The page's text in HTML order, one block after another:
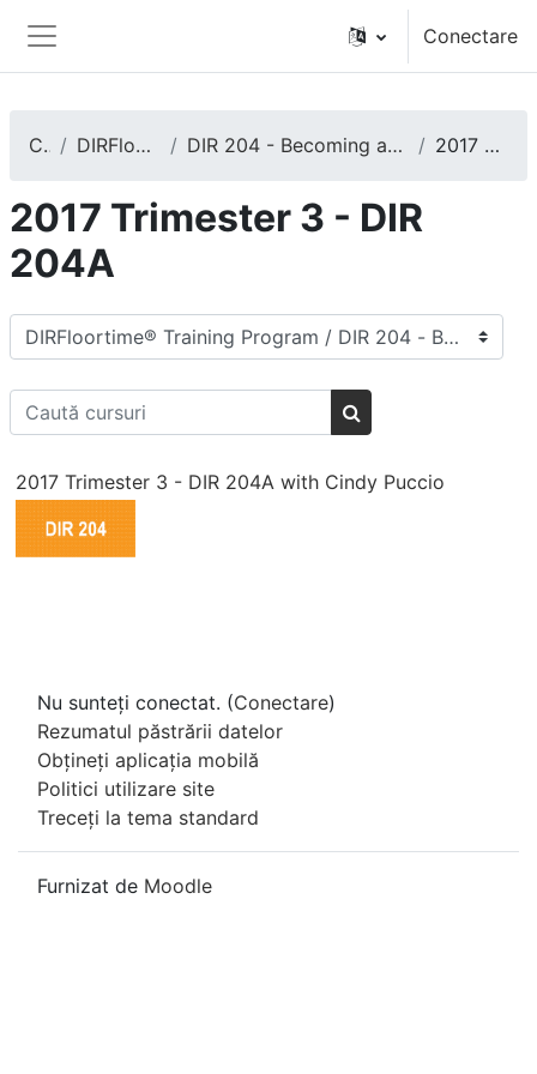
Panou lateral
Conectare
Cursuri DIRFloortime® Training Program DIR 204 - Becoming a Training Leader and/or an Expert DIRFloortime Provider 2017 Trimester 3 - DIR 204A
2017 Trimester 3 - DIR
204A
Categorii curs
Caută cursuri
Caută cursuri
2017 Trimester 3 - DIR 204A with Cindy Puccio
Nu sunteți conectat. (Conectare)
Rezumatul păstrării datelor
Obțineți aplicația mobilă
Politici utilizare site
Treceți la tema standard
Furnizat de Moodle